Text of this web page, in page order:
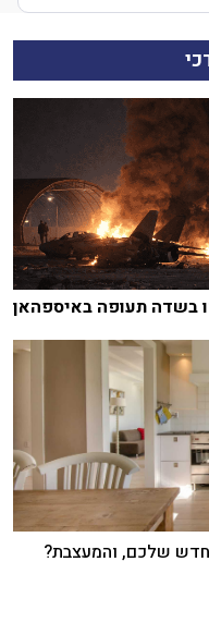
שלכם, והמעצבת?